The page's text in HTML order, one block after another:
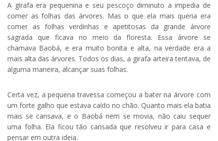
A girafa era pequenina e seu pescoço diminuto a impedia de
comer as folhas das árvores. Mas o que ela mais queria era
comer as folhas verdinhas e apetitosas da grande árvore
sagrada que ficava no meio da floresta. Essa árvore se
chamava Baobá, e era muito bonita e alta, na verdade era a
mais alta das árvores. Todos os dias, a girafa arteira tentava, de
alguma maneira, alcançar suas folhas.
Certa vez, a pequena travessa começou a bater na árvore com
um forte galho que estava caído no chão. Quanto mais ela batia
mais se cansava, e o Baobá nem se movia, não caiu sequer
uma folha. Ela ficou tão cansada que resolveu ir para casa e
pensar em outra ideia.